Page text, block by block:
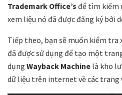
Trademark Office’s để tìm kiếm
xem liệu nó đã được đăng ký bởi
Tiếp theo, bạn sẽ muốn kiểm tra
đã được sử dụng để tạo một
dụng Wayback Machine là kho
dữ liệu trên internet về các trang